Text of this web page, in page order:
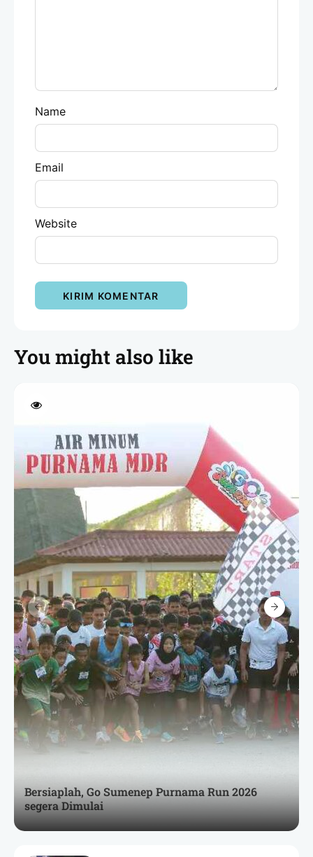
Name
Email
Website
You might also like
Bersiaplah, Go Sumenep Purnama Run 2026
segera Dimulai